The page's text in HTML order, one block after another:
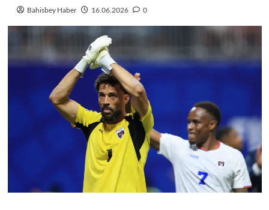
Bahisbey Haber 16.06.2026 0